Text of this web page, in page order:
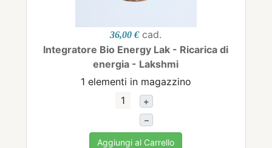
36,00 € cad.
Integratore Bio Energy Lak - Ricarica di
energia - Lakshmi
1 elementi in magazzino
+
–
Aggiungi al Carrello